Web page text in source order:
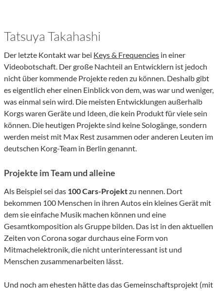
Tatsuya Takahashi
Der letzte Kontakt war bei Keys & Frequencies in einer
Videobotschaft. Der große Nachteil an Entwicklern ist jedoch
nicht über kommende Projekte reden zu können. Deshalb gibt
es eigentlich eher einen Einblick von dem, was war und weniger,
was einmal sein wird. Die meisten Entwicklungen außerhalb
Korgs waren Geräte und Ideen, die kein Produkt für viele sein
können. Die heutigen Projekte sind keine Sologänge, sondern
werden meist mit Max Rest zusammen oder anderen Leuten im
deutschen Korg-Team in Berlin genannt.
Projekte im Team und alleine
Als Beispiel sei das 100 Cars-Projektzu nennen. Dort
bekommen 100 Menschen in ihren Autos ein kleines Gerät mit
dem sie einfache Musik machen können und eine
Gesamtkomposition als Gruppe bilden. Das ist in den aktuellen
Zeiten von Corona sogar durchaus eine Form von
Mitmachelektronik, die nicht unterinteressant ist und
Menschen zusammenarbeiten lässt.
Und noch am ehesten hätte das das Gemeinschaftsprojekt (mit